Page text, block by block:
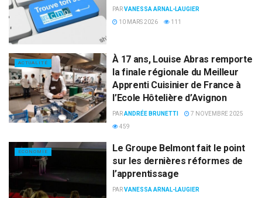
PARVANESSA ARNAL-LAUGIER
10 MARS 2026
111
ACTUALITÉ
À 17 ans, Louise Abras remporte
la finale régionale du Meilleur
Apprenti Cuisinier de France à
l’Ecole Hôtelière d’Avignon
PARANDRÉE BRUNETTI
7 NOVEMBRE 2025
459
ECONOMIE
Le Groupe Belmont fait le point
sur les dernières réformes de
l’apprentissage
PARVANESSA ARNAL-LAUGIER